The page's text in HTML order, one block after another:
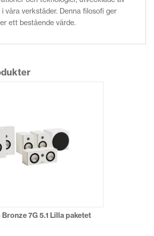
våra verkstäder. Denna filosofi ger
ett bestående värde.
7G 5.1 Lilla paketet